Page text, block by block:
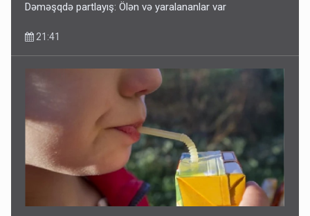
Dəməşqdə partlayış: Ölən və yaralananlar var
21:41